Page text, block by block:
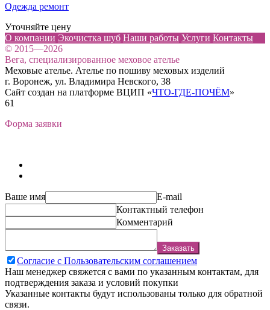
Одежда ремонт
Уточняйте цену
О компании Экочистка шуб Наши работы Услуги Контакты
© 2015—2026
Вега, специализированное меховое ателье
Меховые ателье. Ателье по пошиву меховых изделий
г. Воронеж, ул. Владимира Невского, 38
Сайт создан на платформе ВЦИП «ЧТО-ГДЕ-ПОЧЁМ»
61
Форма заявки
Ваше имя
E-mail
Контактный телефон
Комментарий
Заказать
Согласие с Пользовательским соглашением
Наш менеджер свяжется с вами по указанным контактам, для
подтверждения заказа и условий покупки
Указанные контакты будут использованы только для обратной
связи.